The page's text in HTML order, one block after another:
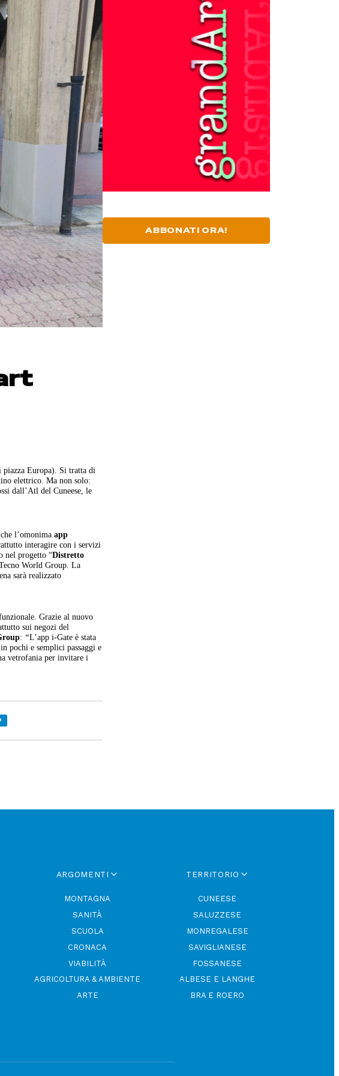
piazza Europa). Si tratta di
elettrico. Ma non solo:
dall’Atl del Cuneese, le
l’omonimaapp
interagire con i servizi
nel progetto “Distretto
World Group. La
sarà realizzato
Grazie al nuovo
sui negozi del
: “L’app i-Gate è stata
pochi e semplici passaggi e
vetrofania per invitare i
ABBONATI ORA!
ARGOMENTI
MONTAGNA
SANITÀ
SCUOLA
CRONACA
VIABILITÀ
AGRICOLTURA & AMBIENTE
ARTE
TERRITORIO
CUNEESE
SALUZZESE
MONREGALESE
SAVIGLIANESE
FOSSANESE
ALBESE E LANGHE
BRA E ROERO